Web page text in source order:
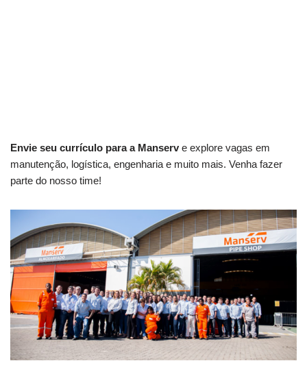
Envie seu currículo para a Manserv e explore vagas em
manutenção, logística, engenharia e muito mais. Venha fazer
parte do nosso time!